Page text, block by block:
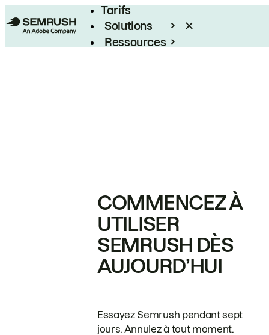
Tarifs
Solutions
Ressources
COMMENCEZ À
UTILISER
SEMRUSH DÈS
AUJOURD’HUI
Essayez Semrush pendant sept
jours. Annulez à tout moment.